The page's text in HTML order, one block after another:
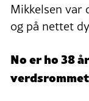
Mikkelsen var
og på nettet
No er ho 38